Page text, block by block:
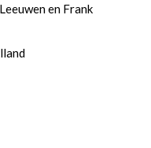
en Frank